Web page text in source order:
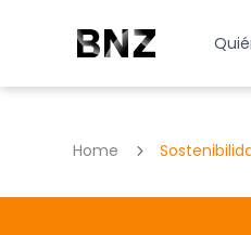
Home 5